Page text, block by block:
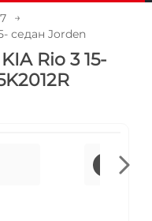
седан Jorden
Rio 3 15-